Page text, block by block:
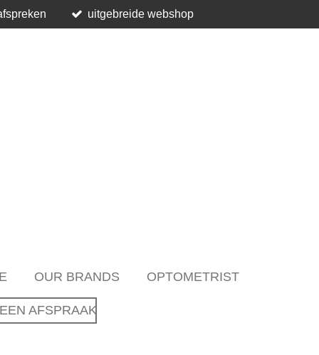
uitgebreide webshop
OUR BRANDS OPTOMETRIST
AFSPRAAK